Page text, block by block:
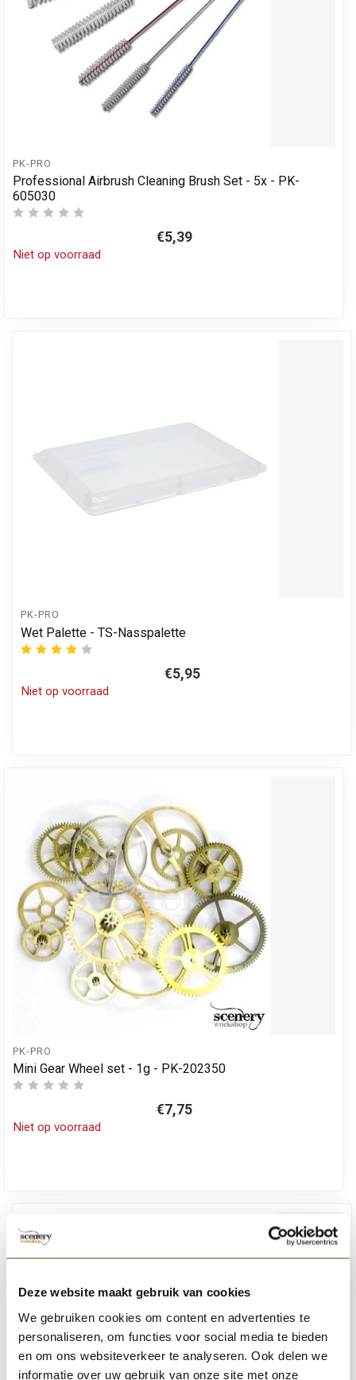
Deze website maakt gebruik van cookies
We gebruiken cookies om content en advertenties te
personaliseren, om functies voor social media te bieden
en om ons websiteverkeer te analyseren. Ook delen we
informatie over uw gebruik van onze site met onze
PK-PRO
Professional Airbrush Cleaning Brush Set - 5x - PK-
605030
€5,39
Niet op voorraad
PK-PRO
Wet Palette - TS-Nasspalette
€5,95
Niet op voorraad
PK-PRO
Mini Gear Wheel set - 1g - PK-202350
€7,75
Niet op voorraad